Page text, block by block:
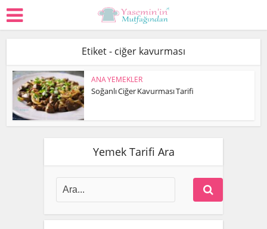
Etiket - ciğer kavurması
ANA YEMEKLER
Soğanlı Ciğer Kavurması Tarifi
Yemek Tarifi Ara